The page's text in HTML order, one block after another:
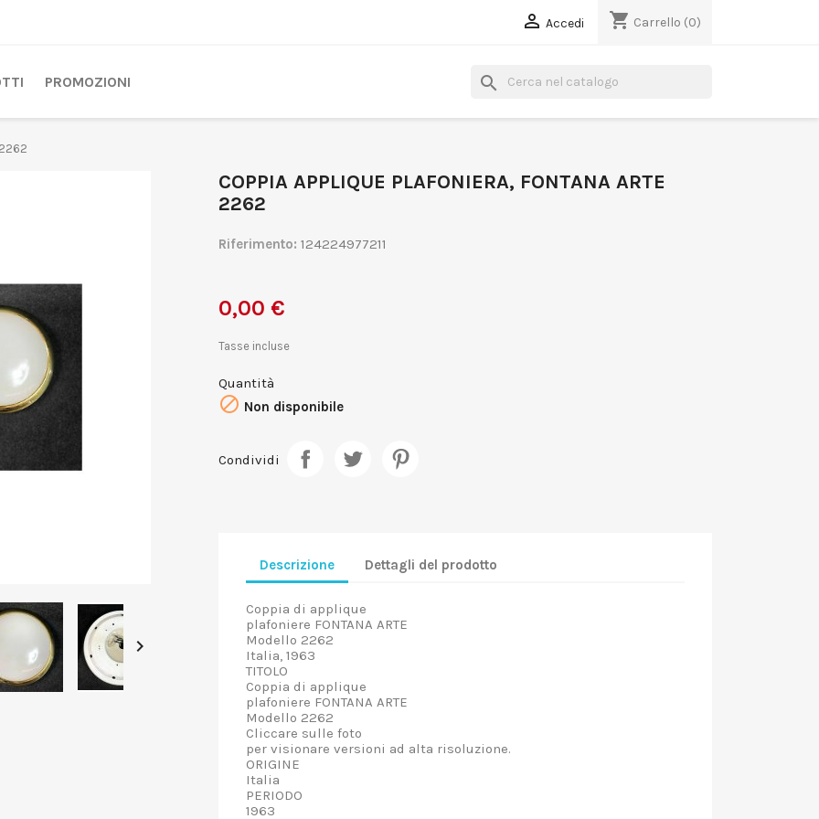
 Accedi shopping_cart Carrello (0)
PROMOZIONI search

COPPIA APPLIQUE PLAFONIERA, FONTANA ARTE
2262
Riferimento: 124224977211
0,00 €
Tasse incluse
Quantità
 Non disponibile
Condividi
Descrizione Dettagli del prodotto
Coppia di applique
plafoniere FONTANA ARTE
Modello 2262
Italia, 1963
TITOLO
Coppia di applique
plafoniere FONTANA ARTE
Modello 2262
Cliccare sulle foto
per visionare versioni ad alta risoluzione.
ORIGINE
Italia
PERIODO
1963